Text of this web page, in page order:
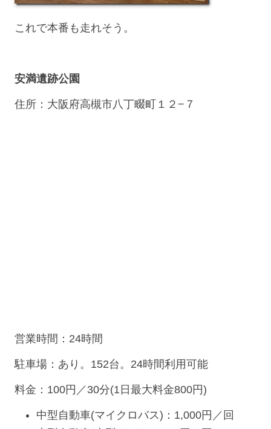
これで本番も走れそう。
安満遺跡公園
住所：大阪府高槻市八丁畷町１２−７
営業時間：24時間
駐車場：あり。152台。24時間利用可能
料金：100円／30分(1日最大料金800円)
中型自動車(マイクロバス)：1,000円／回